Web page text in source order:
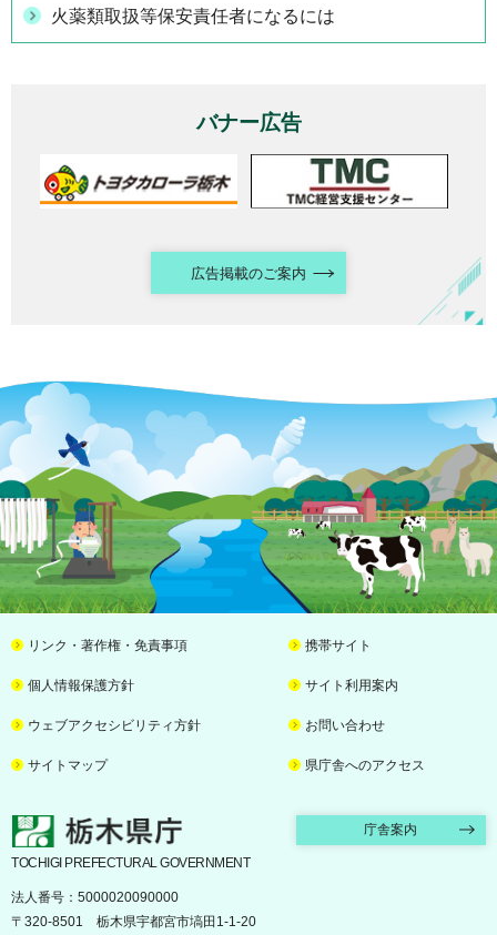
火薬類取扱等保安責任者になるには
バナー広告
広告掲載のご案内
リンク・著作権・免責事項 携帯サイト
個人情報保護方針 サイト利用案内
ウェブアクセシビリティ方針 お問い合わせ
サイトマップ 県庁舎へのアクセス
栃木県庁 庁舎案内
TOCHIGI PREFECTURAL GOVERNMENT
法人番号：5000020090000
〒320-8501 栃木県宇都宮市塙田1-1-20